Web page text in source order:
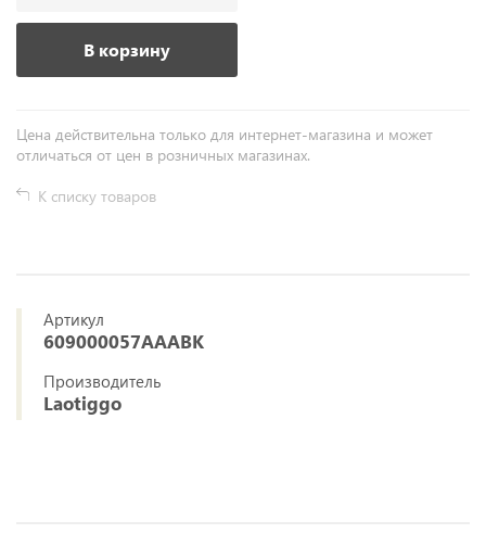
В корзину
Цена действительна только для интернет-магазина и может
отличаться от цен в розничных магазинах.
К списку товаров
Артикул
609000057AAABK
Производитель
Laotiggo